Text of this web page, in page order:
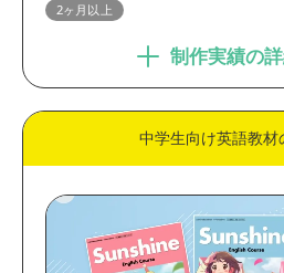
2ヶ月以上
制作実績の
中学生向け英語教材